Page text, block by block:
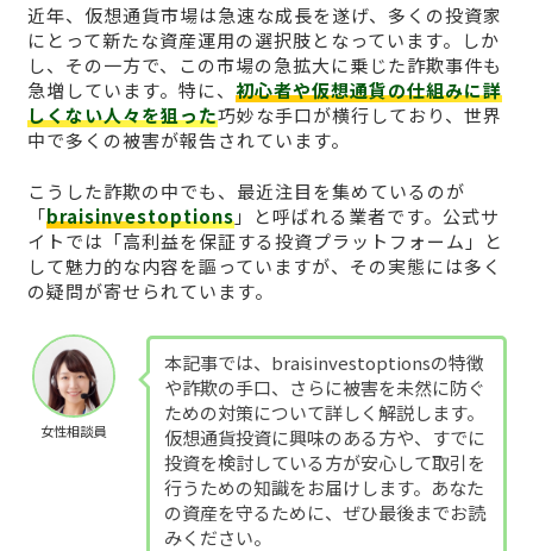
近年、仮想通貨市場は急速な成長を遂げ、多くの投資家
にとって新たな資産運用の選択肢となっています。しか
し、その一方で、この市場の急拡大に乗じた詐欺事件も
急増しています。特に、 初心者や仮想通貨の仕組みに詳
しくない人々を狙った巧妙な手口が横行しており、世界
中で多くの被害が報告されています。
こうした詐欺の中でも、最近注目を集めているのが
「braisinvestoptions」と呼ばれる業者です。公式サ
イトでは「高利益を保証する投資プラットフォーム」と
して魅力的な内容を謳っていますが、その実態には多く
の疑問が寄せられています。
女性相談員
本記事では、braisinvestoptionsの特徴
や詐欺の手口、さらに被害を未然に防ぐ
ための対策について詳しく解説します。
仮想通貨投資に興味のある方や、すでに
投資を検討している方が安心して取引を
行うための知識をお届けします。あなた
の資産を守るために、ぜひ最後までお読
みください。